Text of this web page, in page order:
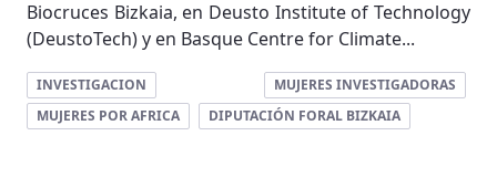
Biocruces Bizkaia, en Deusto Institute of Technology
(DeustoTech) y en Basque Centre for Climate...
INVESTIGACION
MUJERES INVESTIGADORAS
MUJERES POR AFRICA
DIPUTACIÓN FORAL BIZKAIA